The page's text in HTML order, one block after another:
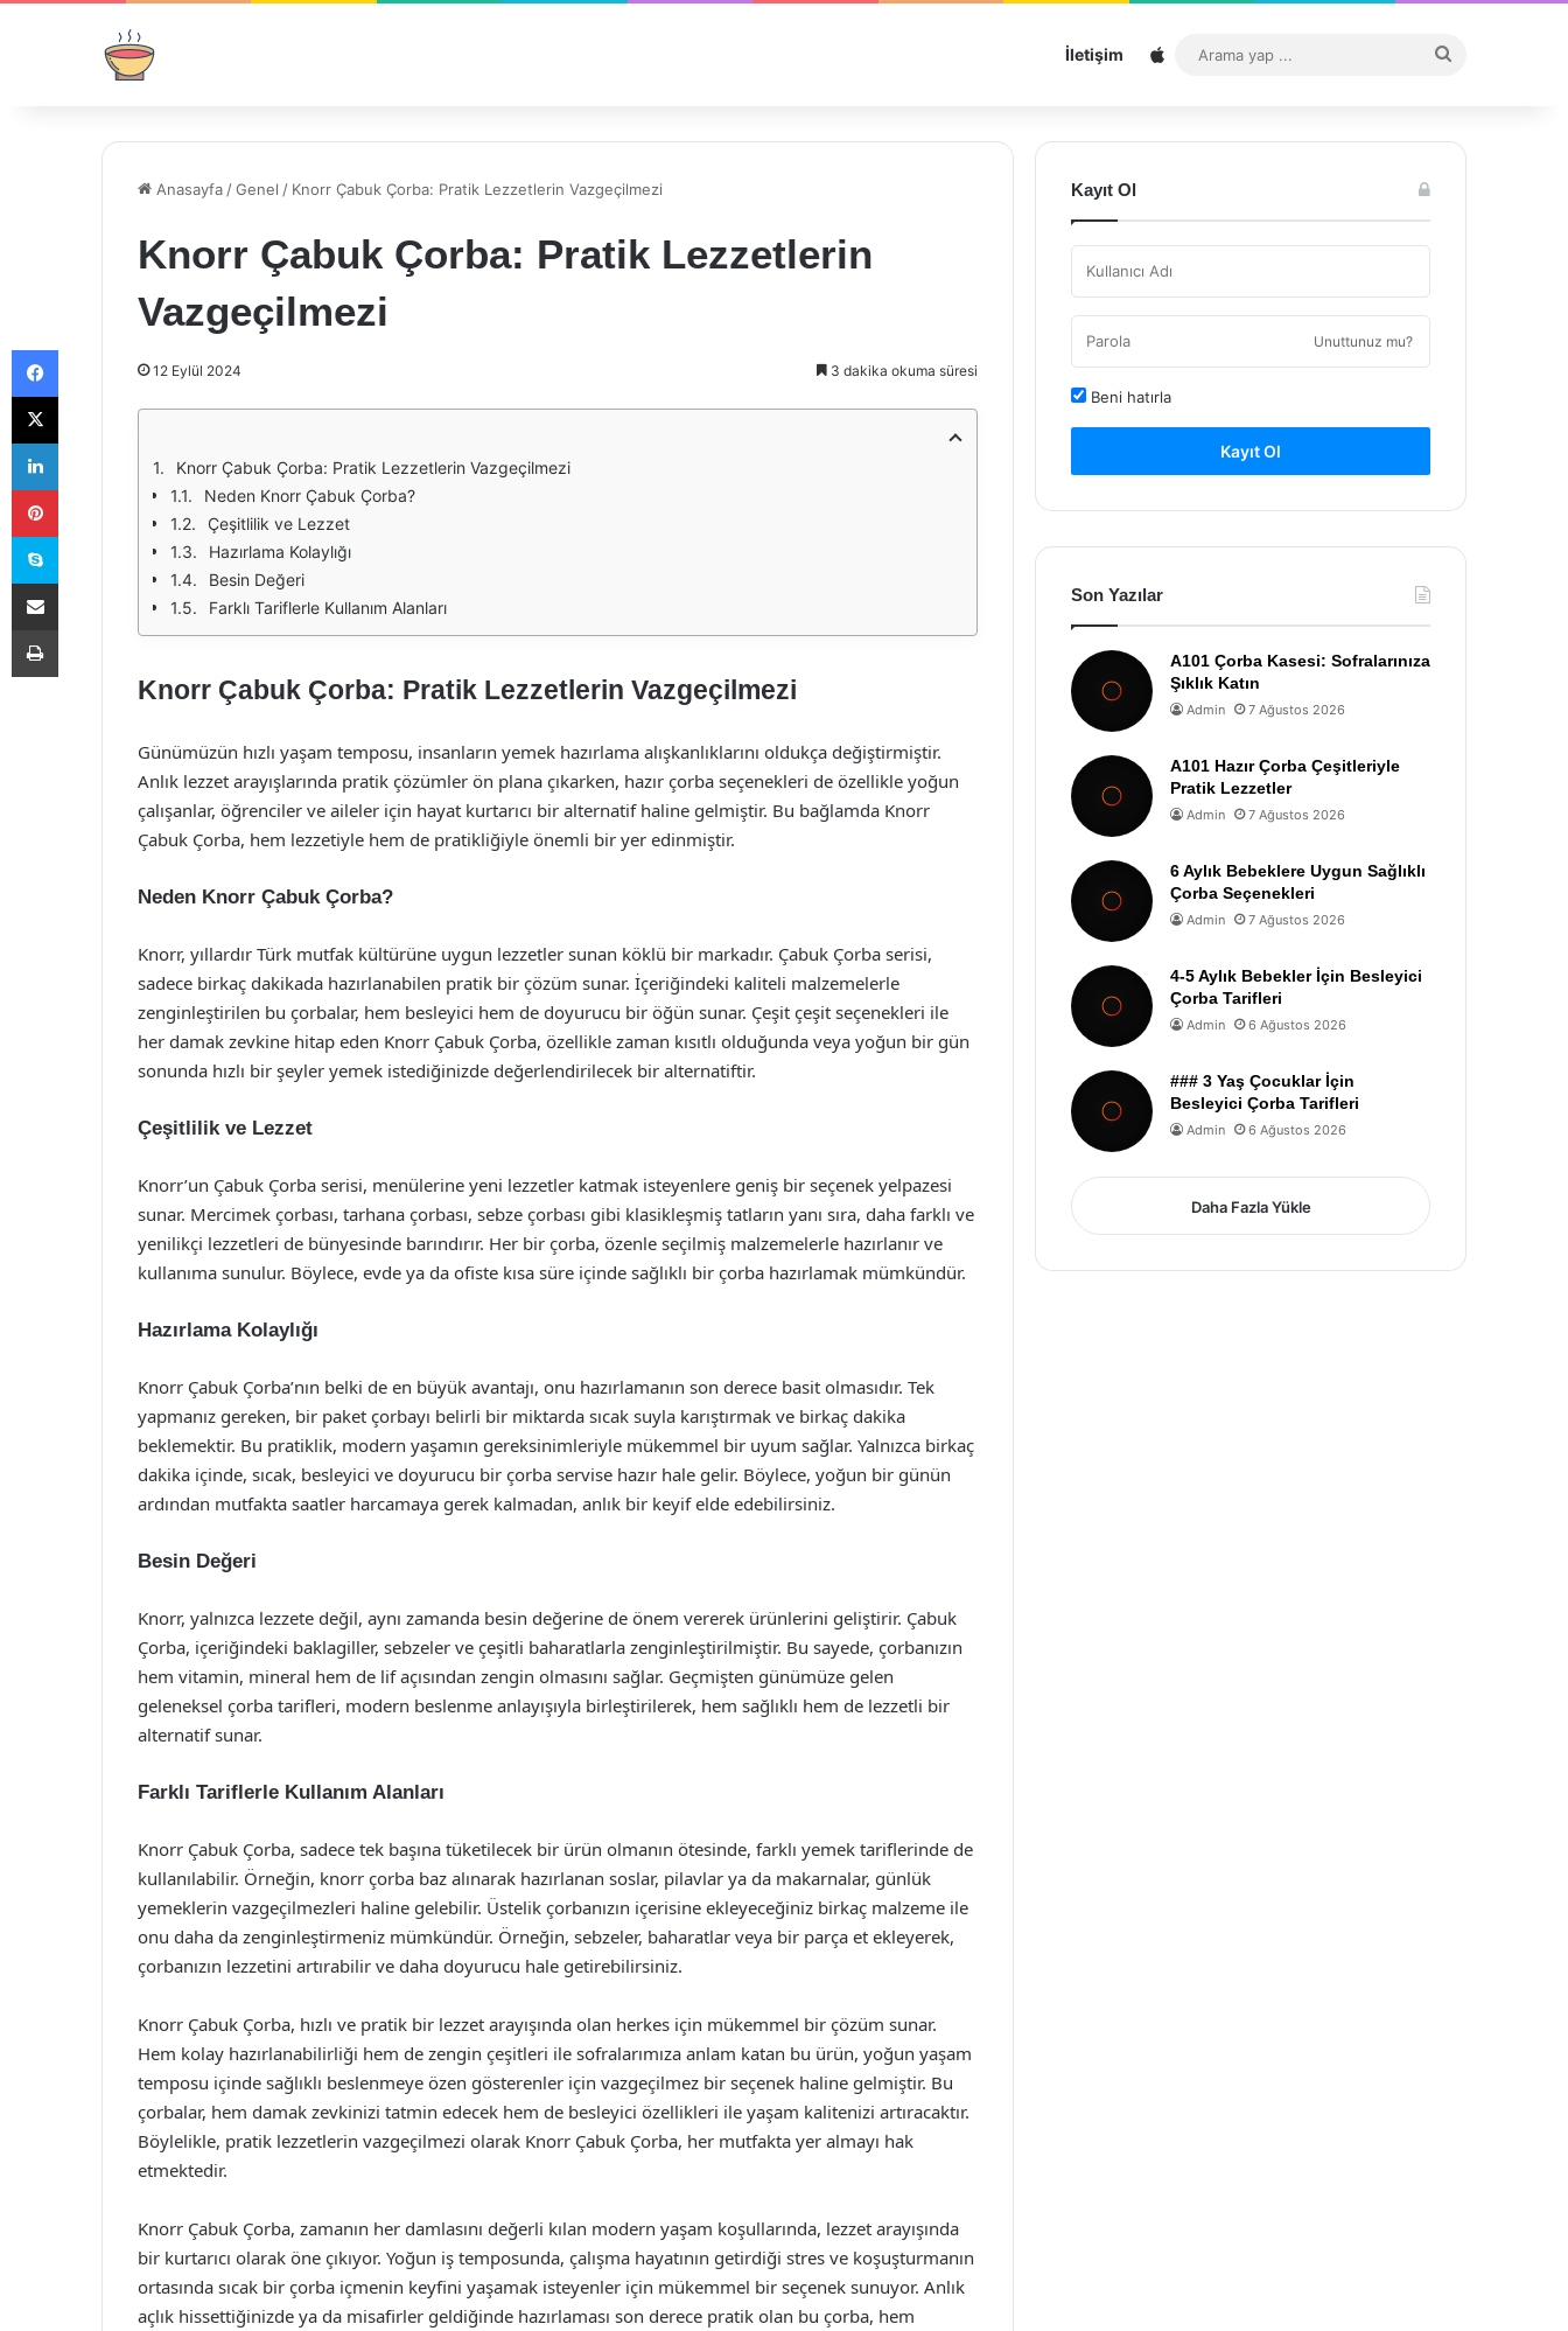
İletişim Sitemap
...
Anasayfa /Genel / Knorr Çabuk Çorba: Pratik Lezzetlerin Vazgeçilmezi
Knorr Çabuk Çorba: Pratik Lezzetlerin
Vazgeçilmezi
12 Eylül 2024 3 dakika okuma süresi
Knorr Çabuk Çorba: Pratik Lezzetlerin Vazgeçilmezi
Neden Knorr Çabuk Çorba?
Çeşitlilik ve Lezzet
Hazırlama Kolaylığı
Besin Değeri
Farklı Tariflerle Kullanım Alanları
Knorr Çabuk Çorba: Pratik Lezzetlerin Vazgeçilmezi
Günümüzün hızlı yaşam temposu, insanların yemek hazırlama alışkanlıklarını oldukça değiştirmiştir.
Anlık lezzet arayışlarında pratik çözümler ön plana çıkarken, hazır çorba seçenekleri de özellikle yoğun
çalışanlar, öğrenciler ve aileler için hayat kurtarıcı bir alternatif haline gelmiştir. Bu bağlamda Knorr
Çabuk Çorba, hem lezzetiyle hem de pratikliğiyle önemli bir yer edinmiştir.
Neden Knorr Çabuk Çorba?
Knorr, yıllardır Türk mutfak kültürüne uygun lezzetler sunan köklü bir markadır. Çabuk Çorba serisi,
sadece birkaç dakikada hazırlanabilen pratik bir çözüm sunar. İçeriğindeki kaliteli malzemelerle
zenginleştirilen bu çorbalar, hem besleyici hem de doyurucu bir öğün sunar. Çeşit çeşit seçenekleri ile
her damak zevkine hitap eden Knorr Çabuk Çorba, özellikle zaman kısıtlı olduğunda veya yoğun bir gün
sonunda hızlı bir şeyler yemek istediğinizde değerlendirilecek bir alternatiftir.
Çeşitlilik ve Lezzet
Knorr’un Çabuk Çorba serisi, menülerine yeni lezzetler katmak isteyenlere geniş bir seçenek yelpazesi
sunar. Mercimek çorbası, tarhana çorbası, sebze çorbası gibi klasikleşmiş tatların yanı sıra, daha farklı ve
yenilikçi lezzetleri de bünyesinde barındırır. Her bir çorba, özenle seçilmiş malzemelerle hazırlanır ve
kullanıma sunulur. Böylece, evde ya da ofiste kısa süre içinde sağlıklı bir çorba hazırlamak mümkündür.
Hazırlama Kolaylığı
Knorr Çabuk Çorba’nın belki de en büyük avantajı, onu hazırlamanın son derece basit olmasıdır. Tek
yapmanız gereken, bir paket çorbayı belirli bir miktarda sıcak suyla karıştırmak ve birkaç dakika
beklemektir. Bu pratiklik, modern yaşamın gereksinimleriyle mükemmel bir uyum sağlar. Yalnızca birkaç
dakika içinde, sıcak, besleyici ve doyurucu bir çorba servise hazır hale gelir. Böylece, yoğun bir günün
ardından mutfakta saatler harcamaya gerek kalmadan, anlık bir keyif elde edebilirsiniz.
Besin Değeri
Knorr, yalnızca lezzete değil, aynı zamanda besin değerine de önem vererek ürünlerini geliştirir. Çabuk
Çorba, içeriğindeki baklagiller, sebzeler ve çeşitli baharatlarla zenginleştirilmiştir. Bu sayede, çorbanızın
hem vitamin, mineral hem de lif açısından zengin olmasını sağlar. Geçmişten günümüze gelen
geleneksel çorba tarifleri, modern beslenme anlayışıyla birleştirilerek, hem sağlıklı hem de lezzetli bir
alternatif sunar.
Farklı Tariflerle Kullanım Alanları
Knorr Çabuk Çorba, sadece tek başına tüketilecek bir ürün olmanın ötesinde, farklı yemek tariflerinde de
kullanılabilir. Örneğin, knorr çorba baz alınarak hazırlanan soslar, pilavlar ya da makarnalar, günlük
yemeklerin vazgeçilmezleri haline gelebilir. Üstelik çorbanızın içerisine ekleyeceğiniz birkaç malzeme ile
onu daha da zenginleştirmeniz mümkündür. Örneğin, sebzeler, baharatlar veya bir parça et ekleyerek,
çorbanızın lezzetini artırabilir ve daha doyurucu hale getirebilirsiniz.
Knorr Çabuk Çorba, hızlı ve pratik bir lezzet arayışında olan herkes için mükemmel bir çözüm sunar.
Hem kolay hazırlanabilirliği hem de zengin çeşitleri ile sofralarımıza anlam katan bu ürün, yoğun yaşam
temposu içinde sağlıklı beslenmeye özen gösterenler için vazgeçilmez bir seçenek haline gelmiştir. Bu
çorbalar, hem damak zevkinizi tatmin edecek hem de besleyici özellikleri ile yaşam kalitenizi artıracaktır.
Böylelikle, pratik lezzetlerin vazgeçilmezi olarak Knorr Çabuk Çorba, her mutfakta yer almayı hak
etmektedir.
Knorr Çabuk Çorba, zamanın her damlasını değerli kılan modern yaşam koşullarında, lezzet arayışında
bir kurtarıcı olarak öne çıkıyor. Yoğun iş temposunda, çalışma hayatının getirdiği stres ve koşuşturmanın
ortasında sıcak bir çorba içmenin keyfini yaşamak isteyenler için mükemmel bir seçenek sunuyor. Anlık
açlık hissettiğinizde ya da misafirler geldiğinde hazırlaması son derece pratik olan bu çorba, hem
Kayıt Ol
Unuttunuz mu?
Beni hatırla
Kayıt Ol
Son Yazılar
A101 Çorba Kasesi: Sofralarınıza
Şıklık Katın
Admin 7 Ağustos 2026
A101 Hazır Çorba Çeşitleriyle
Pratik Lezzetler
Admin 7 Ağustos 2026
6 Aylık Bebeklere Uygun Sağlıklı
Çorba Seçenekleri
Admin 7 Ağustos 2026
4-5 Aylık Bebekler İçin Besleyici
Çorba Tarifleri
Admin 6 Ağustos 2026
### 3 Yaş Çocuklar İçin
Besleyici Çorba Tarifleri
Admin 6 Ağustos 2026
Daha Fazla Yükle
Facebook
X
LinkedIn
Pinterest
Skype
E-Posta ile paylaş